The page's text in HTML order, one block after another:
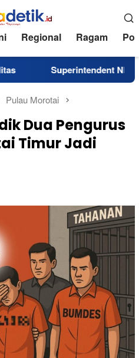
Regional Ragam
NHM Berbagi
Pulau Morotai
Dua Pengurus
Timur Jadi